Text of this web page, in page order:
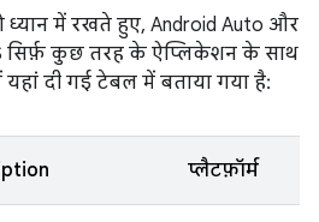
ध्यान में रखते हुए, Android Auto और
सिर्फ़ कुछ तरह के ऐप्लिकेशन के साथ
दी गई टेबल में बताया गया है:
प्लैटफ़ॉर्म